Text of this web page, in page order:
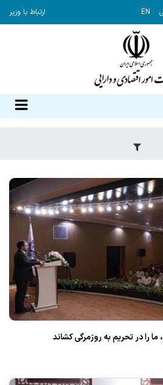
EN ارتباط با وزیر
را در تحریم به روزمرگی كشاند